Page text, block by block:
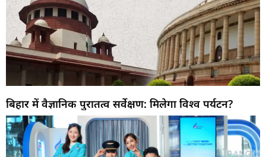
बिहार में वैज्ञानिक पुरातत्व सर्वेक्षण: मिलेगा विश्व पर्यटन?